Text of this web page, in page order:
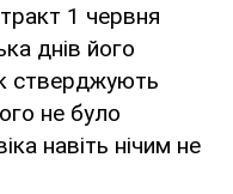
1 червня
днів його
стверджують
не було
навіть нічим не